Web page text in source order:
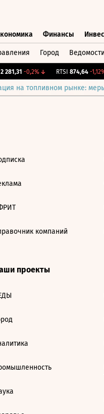
Финансы
Город
281,31 -0,2%↓ RTSI 874,64 -1,12%
на топливном рынке:
компаний
проекты